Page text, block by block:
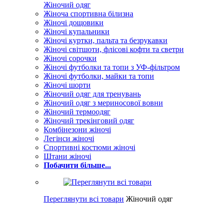
Жіночий одяг
Жіноча спортивна білизна
Жіночі дощовики
Жіночі купальники
Жіночі куртки, пальта та безрукавки
Жіночі світшоти, флісові кофти та светри
Жіночі сорочки
Жіночі футболки та топи з УФ-фільтром
Жіночі футболки, майки та топи
Жіночі шорти
Жіночий одяг для тренувань
Жіночий одяг з мериносової вовни
Жіночий термоодяг
Жіночий трекінговий одяг
Комбінезони жіночі
Легінси жіночі
Спортивні костюми жіночі
Штани жіночі
Побачити більше...
Переглянути всі товари Жіночий одяг